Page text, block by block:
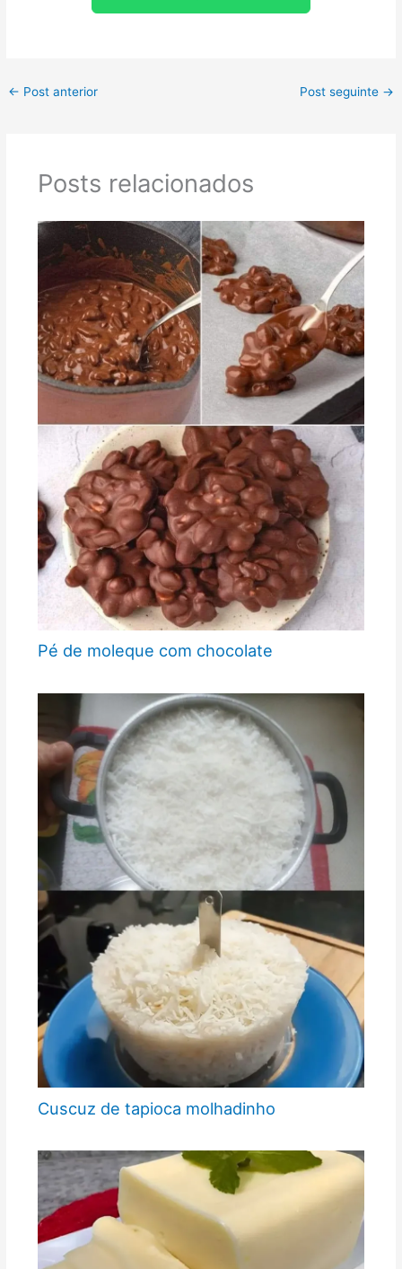
← Post anterior Post seguinte →
Posts relacionados
Pé de moleque com chocolate
Cuscuz de tapioca molhadinho